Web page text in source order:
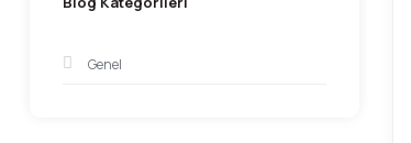
Genel